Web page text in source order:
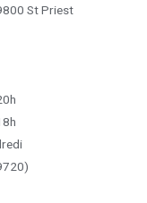
St Priest